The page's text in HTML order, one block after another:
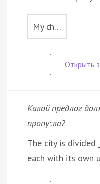
My ch…
Какой предлог
пропуска?
The city is divided
each with its own